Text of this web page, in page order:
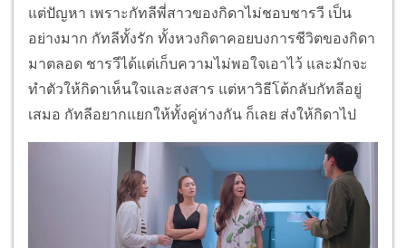
แต่ปัญหา เพราะกัทลีพี่สาวของกิดาไม่ชอบชารวี เป็น
อย่างมาก กัทลีทั้งรัก ทั้งหวงกิดาคอยบงการชีวิตของกิดา
มาตลอด ชารวีได้แต่เก็บความไม่พอใจเอาไว้ และมักจะ
ทำตัวให้กิดาเห็นใจและสงสาร แต่หาวิธีโต้กลับกัทลีอยู่
เสมอ กัทลีอยากแยกให้ทั้งคู่ห่างกัน ก็เลย ส่งให้กิดาไป